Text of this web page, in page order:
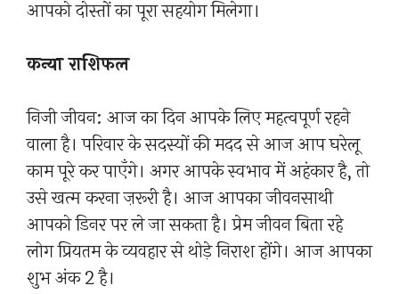
आपको दोस्तों का पूरा सहयोग मिलेगा।
कन्या राशिफल
निजी जीवन: आज का दिन आपके लिए महत्वपूर्ण रहने
वाला है। परिवार के सदस्यों की मदद से आज आप घरेलू
काम पूरे कर पाएँगे। अगर आपके स्वभाव में अहंकार है, तो
उसे खत्म करना ज़रूरी है। आज आपका जीवनसाथी
आपको डिनर पर ले जा सकता है। प्रेम जीवन बिता रहे
लोग प्रियतम के व्यवहार से थोड़े निराश होंगे। आज आपका
शुभ अंक 2 है।